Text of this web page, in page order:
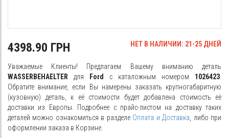
4398.90 ГРН НЕТ В НАЛИЧИИ: 21-25 ДНЕЙ
Уважаемые Клиенты! Предлагаем Вашему вниманию деталь
WASSERBEHAELTER для Ford с каталожным номером 1026423
Обратите внимание, если Вы намерены заказать крупногабаритную
(кузовную) деталь, к её стоимости будет добавлена стоимость её
доставки из Европы. Подробнее с прайс-листом на доставку таких
деталей можно ознакомиться в разделе Оплата и Доставка , либо при
оформлении заказа в Корзине.